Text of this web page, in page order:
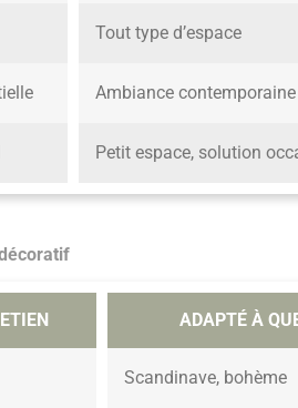
Tout type d’espace
Ambiance contemporaine
Petit espace, solution
ADAPTÉ À
Scandinave, bohème